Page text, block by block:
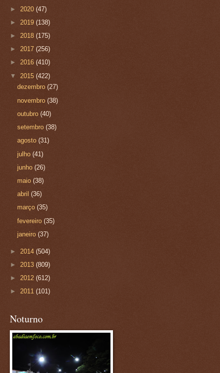
► 2020 (47)
► 2019 (138)
► 2018 (175)
► 2017 (256)
► 2016 (410)
▼ 2015 (422)
dezembro(27)
novembro(38)
outubro(40)
setembro(38)
agosto(31)
julho(41)
junho(26)
maio(38)
abril(36)
março(35)
fevereiro(35)
janeiro(37)
► 2014 (504)
► 2013 (809)
► 2012 (612)
► 2011 (101)
Noturno